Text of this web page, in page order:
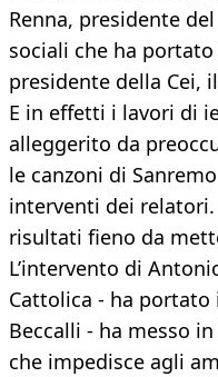
Renna, presidente
sociali che ha
presidente della Cei,
E in effetti i lavori di
alleggerito da
le canzoni di
interventi dei
risultati fieno da
L’intervento di
Cattolica - ha
Beccalli - ha messo
che impedisce agli